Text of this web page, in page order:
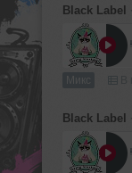
Black Label
Микс
Black Label